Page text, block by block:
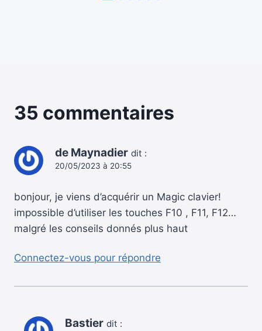
35 commentaires
de Maynadier dit :
20/05/2023 à 20:55
bonjour, je viens d’acquérir un Magic clavier!
impossible d’utiliser les touches F10 , F11, F12…
malgré les conseils donnés plus haut
Connectez-vous pour répondre
Bastier dit :